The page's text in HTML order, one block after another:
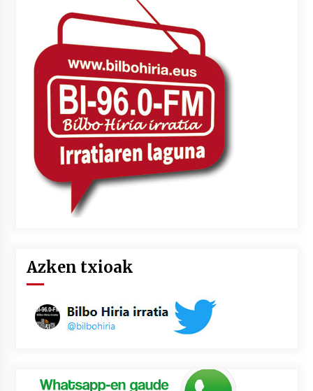
SOINUGELA: Paul McCartney eta Ringo Starr-en
lan berriak
2026/07/03
MUSIBLA #297: Bide, Boards Of Canada, Somak,
Tiga, Twisted Teens, Underscores, Habia
2026/07/02
Azken txioak